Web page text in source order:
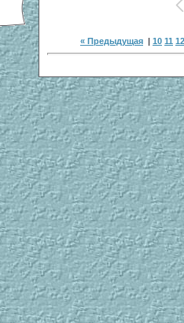
« Предыдущая | 10 11 12